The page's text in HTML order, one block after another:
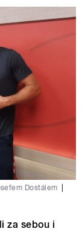
Dostálem
za sebou i